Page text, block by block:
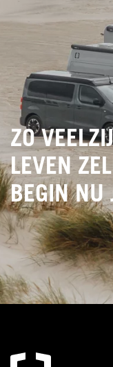
ZO
LEVEN
BEGIN NU